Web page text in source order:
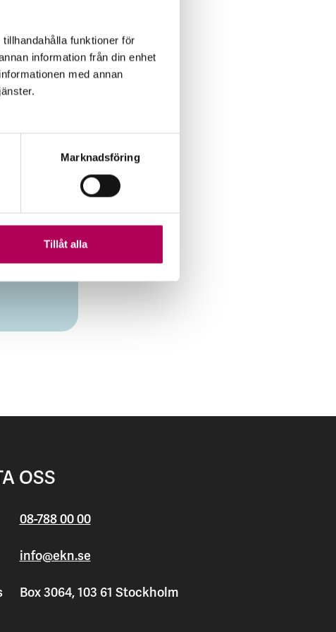
funktioner för
information från din enhet
med annan
Marknadsföring
Tillåt alla
de två
tillväxt
lägre
maj 2019
OSS
08-788 00 00
info@ekn.se
Box 3064, 103 61 Stockholm